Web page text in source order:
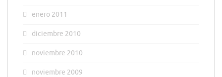
enero 2011
diciembre 2010
noviembre 2010
noviembre 2009